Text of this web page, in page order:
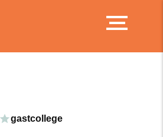
gastcollege